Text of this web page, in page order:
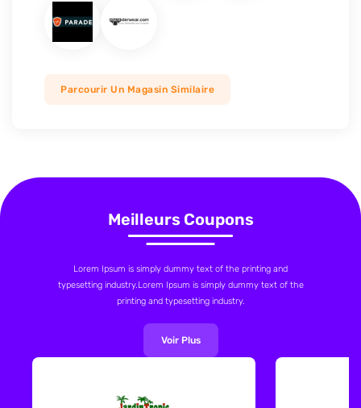
Parcourir Un Magasin Similaire
Meilleurs Coupons
Lorem Ipsum is simply dummy text of the printing and
typesetting industry.Lorem Ipsum is simply dummy text of the
printing and typesetting industry.
Voir Plus